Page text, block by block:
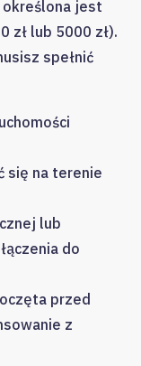
określona jest
zł lub 5000 zł).
spełnić
się na terenie
lub
do
przed
z